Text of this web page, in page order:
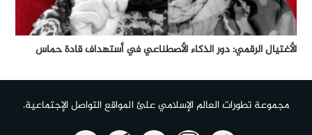
الأغتيال الرقمي: دور الذكاء الأصطناعي في أستهداف قادة حماس
مجموعة تطورات العالم الإسلامي علئ المواقع التواصل الإجتماعية.